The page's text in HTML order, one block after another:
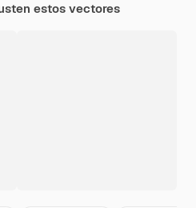
estos vectores